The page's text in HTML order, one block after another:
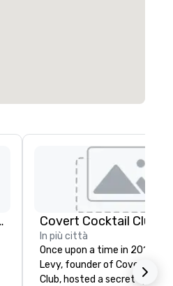
Academy Covert Cocktail Club
In più città
Once upon a time in 2016,
Levy, founder of Covert
Club, hosted a secret